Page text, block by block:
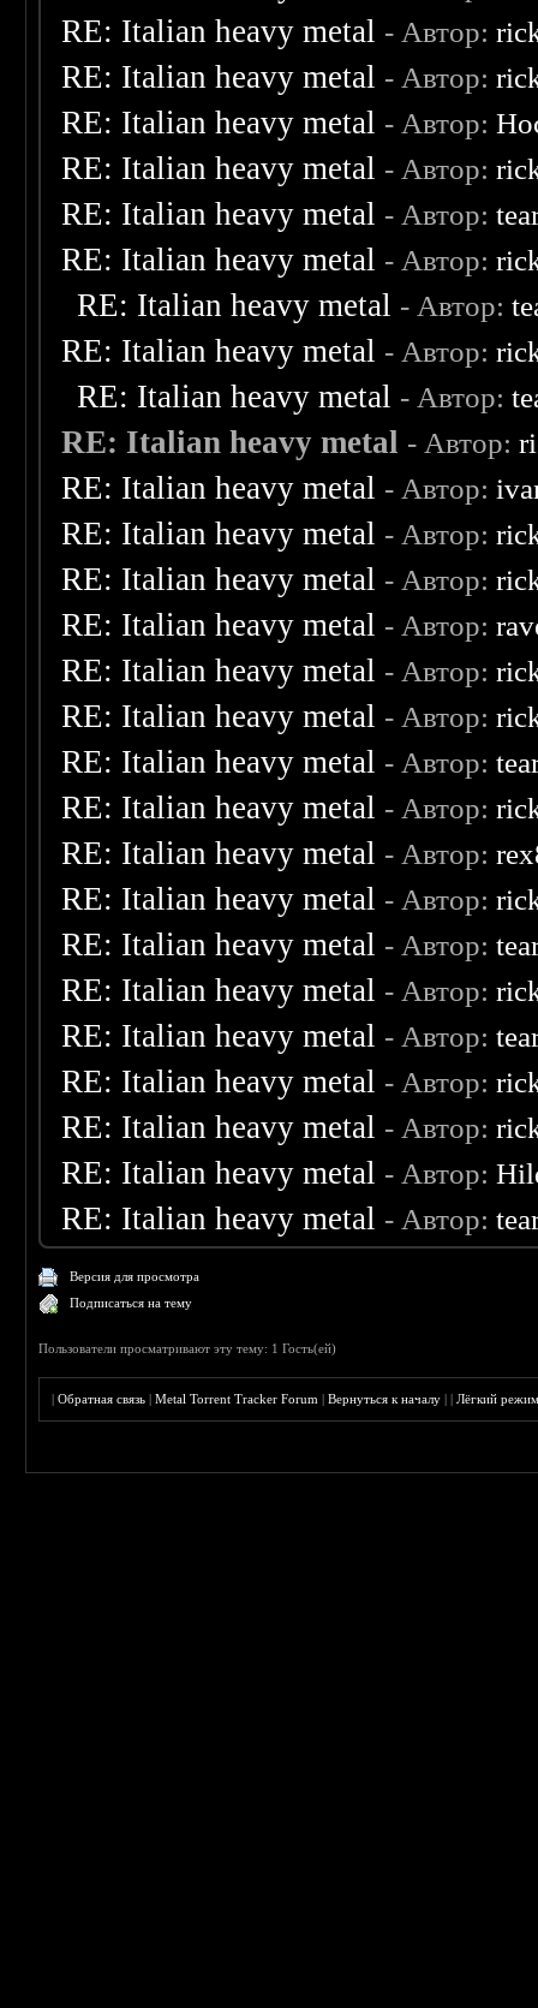
RE: Italian heavy metal - Автор:
RE: Italian heavy metal - Автор:
RE: Italian heavy metal - Автор:
RE: Italian heavy metal - Автор:
RE: Italian heavy metal - Автор:
RE: Italian heavy metal - Автор:
RE: Italian heavy metal - Автор:
RE: Italian heavy metal - Автор:
RE: Italian heavy metal - Автор:
RE: Italian heavy metal - Автор:
RE: Italian heavy metal - Автор:
RE: Italian heavy metal - Автор:
RE: Italian heavy metal - Автор:
RE: Italian heavy metal - Автор:
RE: Italian heavy metal - Автор:
RE: Italian heavy metal - Автор:
RE: Italian heavy metal - Автор:
RE: Italian heavy metal - Автор:
RE: Italian heavy metal - Автор:
RE: Italian heavy metal - Автор:
RE: Italian heavy metal - Автор:
RE: Italian heavy metal - Автор:
RE: Italian heavy metal - Автор:
RE: Italian heavy metal - Автор:
RE: Italian heavy metal - Автор:
RE: Italian heavy metal - Автор:
RE: Italian heavy metal - Автор:
Версия для просмотра
Подписаться на тему
Пользователи просматривают эту тему: 1 Гость(ей)
|Обратная связь |Metal Torrent Tracker Forum |Вернуться к началу ||Лёгкий